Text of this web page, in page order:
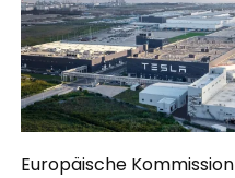
Europäische Kommission